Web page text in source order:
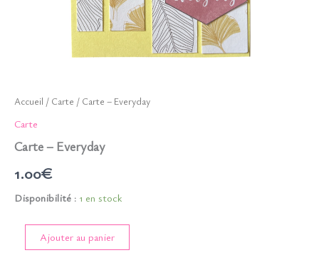
Accueil / Carte / Carte – Everyday
Carte
Carte – Everyday
1.00€
Disponibilité : 1 en stock
Ajouter au panier